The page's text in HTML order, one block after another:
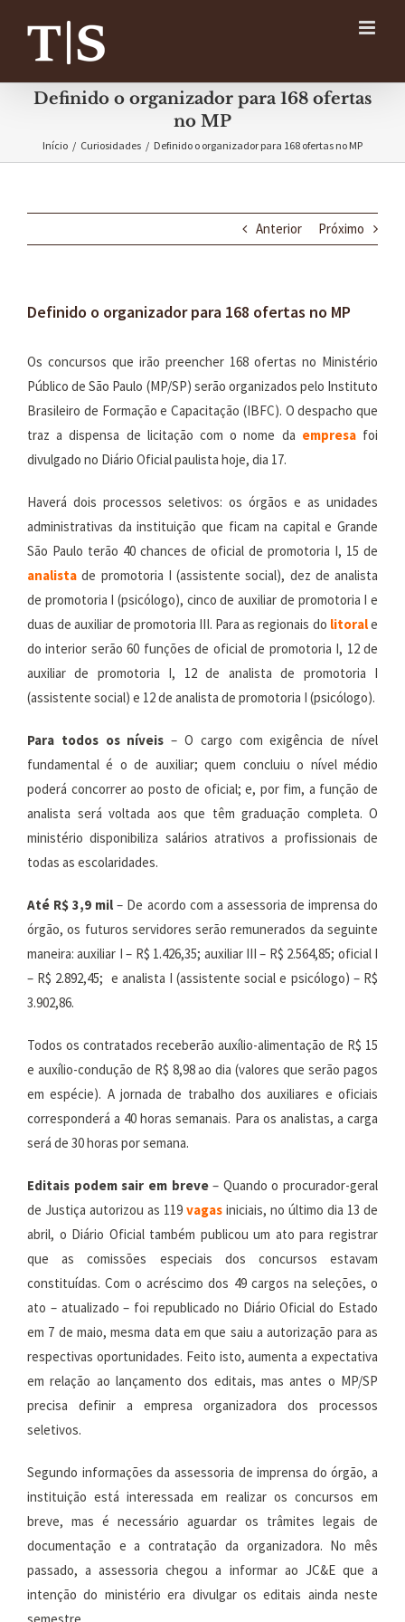
conteúdo
Definido o organizador para 168 ofertas
no MP
Início / Curiosidades / Definido o organizador para 168 ofertas no MP
Anterior Próximo
Definido o organizador para 168 ofertas no MP
Os concursos que irão preencher 168 ofertas no Ministério
Público de São Paulo (MP/SP) serão organizados pelo Instituto
Brasileiro de Formação e Capacitação (IBFC). O despacho que
traz a dispensa de licitação com o nome da empresafoi
divulgado no Diário Oficial paulista hoje, dia 17.
Haverá dois processos seletivos: os órgãos e as unidades
administrativas da instituição que ficam na capital e Grande
São Paulo terão 40 chances de oficial de promotoria I, 15 de
analista de promotoria I (assistente social), dez de analista
de promotoria I (psicólogo), cinco de auxiliar de promotoria I e
duas de auxiliar de promotoria III. Para as regionais do litorale
do interior serão 60 funções de oficial de promotoria I, 12 de
auxiliar de promotoria I, 12 de analista de promotoria I
(assistente social) e 12 de analista de promotoria I (psicólogo).
Para todos os níveis– O cargo com exigência de nível
fundamental é o de auxiliar; quem concluiu o nível médio
poderá concorrer ao posto de oficial; e, por fim, a função de
analista será voltada aos que têm graduação completa. O
ministério disponibiliza salários atrativos a profissionais de
todas as escolaridades.
Até R$ 3,9 mil– De acordo com a assessoria de imprensa do
órgão, os futuros servidores serão remunerados da seguinte
maneira: auxiliar I – R$ 1.426,35; auxiliar III – R$ 2.564,85; oficial I
– R$ 2.892,45; e analista I (assistente social e psicólogo) – R$
3.902,86.
Todos os contratados receberão auxílio-alimentação de R$ 15
e auxílio-condução de R$ 8,98 ao dia (valores que serão pagos
em espécie). A jornada de trabalho dos auxiliares e oficiais
corresponderá a 40 horas semanais. Para os analistas, a carga
será de 30 horas por semana.
Editais podem sair em breve– Quando o procurador-geral
de Justiça autorizou as 119 vagas iniciais, no último dia 13 de
abril, o Diário Oficial também publicou um ato para registrar
que as comissões especiais dos concursos estavam
constituídas. Com o acréscimo dos 49 cargos na seleções, o
ato – atualizado – foi republicado no Diário Oficial do Estado
em 7 de maio, mesma data em que saiu a autorização para as
respectivas oportunidades. Feito isto, aumenta a expectativa
em relação ao lançamento dos editais, mas antes o MP/SP
precisa definir a empresa organizadora dos processos
seletivos.
Segundo informações da assessoria de imprensa do órgão, a
instituição está interessada em realizar os concursos em
breve, mas é necessário aguardar os trâmites legais de
documentação e a contratação da organizadora. No mês
passado, a assessoria chegou a informar ao JC&E que a
intenção do ministério era divulgar os editais ainda neste